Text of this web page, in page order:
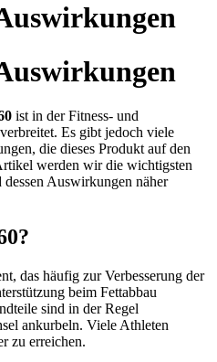
ist in der Fitness- und
Es gibt jedoch viele
die dieses Produkt auf den
werden wir die wichtigsten
dessen Auswirkungen näher
das häufig zur Verbesserung der
beim Fettabbau
sind in der Regel
ankurbeln. Viele Athleten
zu erreichen.